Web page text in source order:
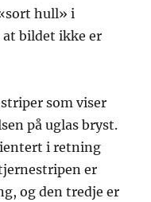
hull» i
at bildet ikke er
som viser
på uglas bryst.
i retning
er
og den tredje er